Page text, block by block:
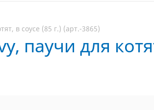
в соусе (85 г.) (арт.-3865)
паучи для